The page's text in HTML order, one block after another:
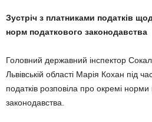
Зустріч з платниками податків
норм податкового законодавства
Головний державний інспектор
Львівській області Марія Кохан під
податків розповіла про окремі норми
законодавства.